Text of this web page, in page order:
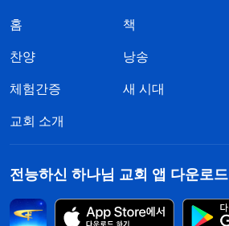
홈 책
찬양 낭송
체험간증 새 시대
교회 소개
전능하신 하나님 교회 앱 다운로드